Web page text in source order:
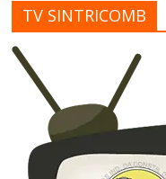
TV SINTRICOMB